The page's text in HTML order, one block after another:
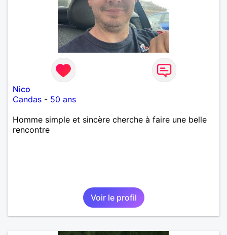
Nico
Candas - 50 ans
Homme simple et sincère cherche à faire une belle
rencontre
Voir le profil